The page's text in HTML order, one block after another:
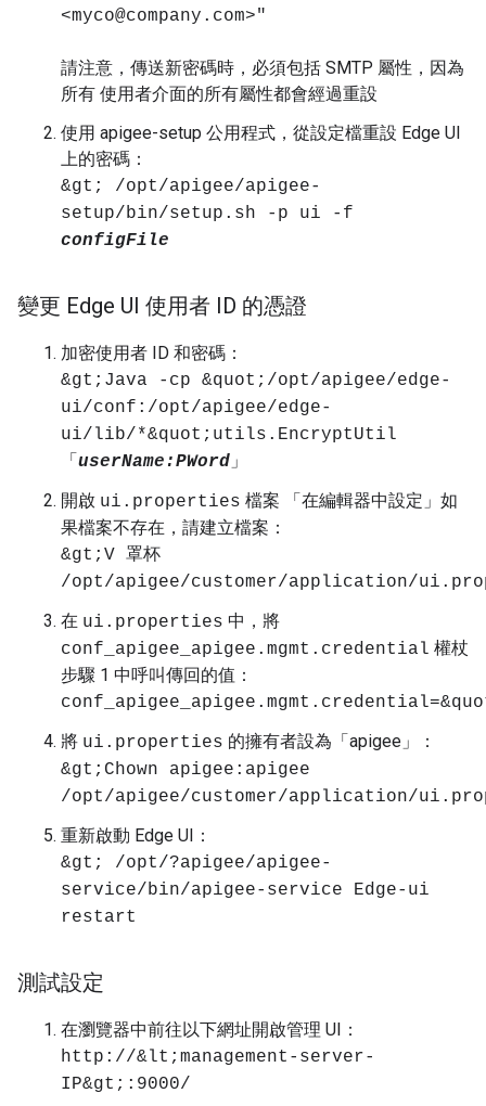
<myco@company.com>"
請注意，傳送新密碼時，必須包括 SMTP 屬性，因為
所有 使用者介面的所有屬性都會經過重設
使用 apigee-setup 公用程式，從設定檔重設 Edge UI
上的密碼：
&gt; /opt/apigee/apigee-
setup/bin/setup.sh -p ui -f
configFile
變更 Edge UI 使用者 ID 的憑證
加密使用者 ID 和密碼：
&gt;Java -cp &quot;/opt/apigee/edge-
ui/conf:/opt/apigee/edge-
ui/lib/*&quot;utils.EncryptUtil
「 userName:PWord」
開啟 ui.properties 檔案 「在編輯器中設定」如
果檔案不存在，請建立檔案：
&gt;V 罩杯
/opt/apigee/customer/application/
在 ui.properties 中，將
conf_apigee_apigee.mgmt.credential 權杖
步驟 1 中呼叫傳回的值：
將 ui.properties 的擁有者設為「apigee」：
&gt;Chown apigee:apigee
/opt/apigee/customer/application/
重新啟動 Edge UI：
&gt; /opt/?apigee/apigee-
service/bin/apigee-service Edge-ui
restart
測試設定
在瀏覽器中前往以下網址開啟管理 UI：
http://&lt;management-server-
IP&gt;:9000/